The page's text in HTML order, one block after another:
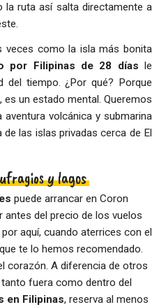
la ruta así salta directamente a
veces como la isla más bonita
por Filipinas de 28 días le
tiempo. ¿Por qué? Porque
un estado mental. Queremos
volcánica y submarina
las islas privadas cerca de El
y lagos
puede arrancar en Coron
antes del precio de los vuelos
aquí, cuando aterrices con el
te lo hemos recomendado.
corazón. A diferencia de otros
fuera como dentro del
en Filipinas, reserva al menos